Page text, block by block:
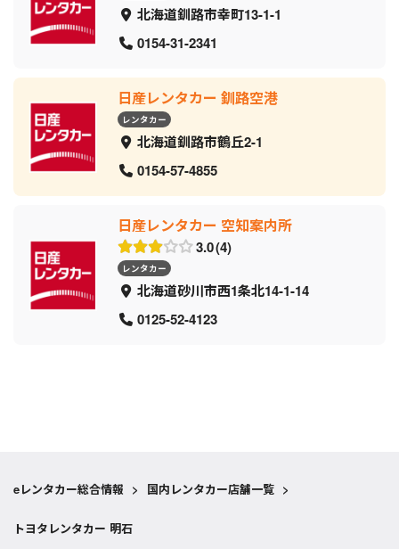
北海道釧路市幸町13-1-1
0154-31-2341
日産レンタカー 釧路空港
レンタカー
北海道釧路市鶴丘2-1
0154-57-4855
日産レンタカー 空知案内所
3.0 4
レンタカー
北海道砂川市西1条北14-1-14
0125-52-4123
eレンタカー総合情報 > 国内レンタカー店舗一覧 >
トヨタレンタカー 明石